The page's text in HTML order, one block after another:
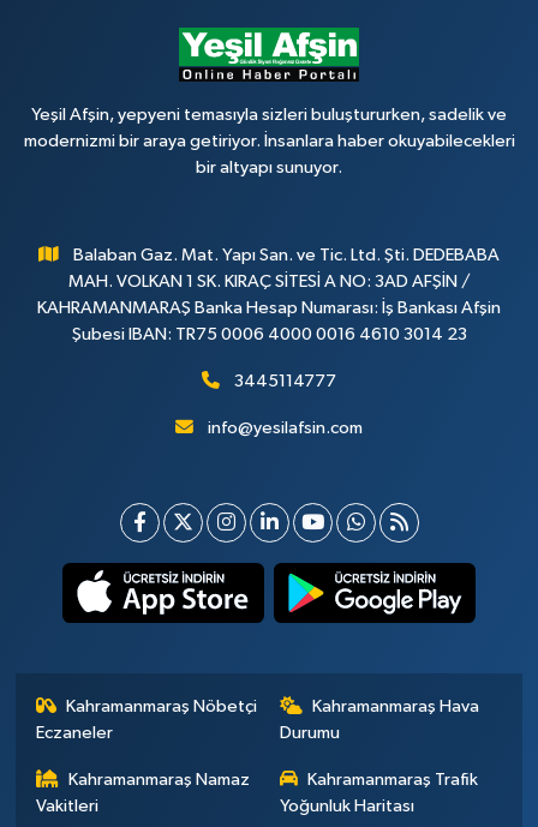
Yeşil Afşin, yepyeni temasıyla sizleri buluştururken, sadelik ve
modernizmi bir araya getiriyor. İnsanlara haber okuyabilecekleri
bir altyapı sunuyor.
Balaban Gaz. Mat. Yapı San. ve Tic. Ltd. Şti. DEDEBABA
MAH. VOLKAN 1 SK. KIRAÇ SİTESİ A NO: 3AD AFŞİN /
KAHRAMANMARAŞ Banka Hesap Numarası: İş Bankası Afşin
Şubesi IBAN: TR75 0006 4000 0016 4610 3014 23
3445114777
info@yesilafsin.com
Kahramanmaraş Nöbetçi
Eczaneler
Kahramanmaraş Hava
Durumu
Kahramanmaraş Namaz
Vakitleri
Kahramanmaraş Trafik
Yoğunluk Haritası